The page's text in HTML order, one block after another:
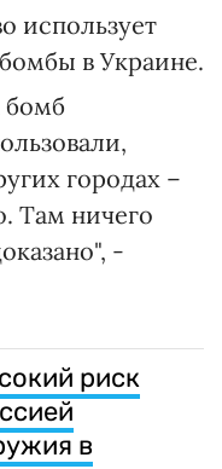
использует
в Украине.
бомб
городах –
Там ничего
-
риск
в